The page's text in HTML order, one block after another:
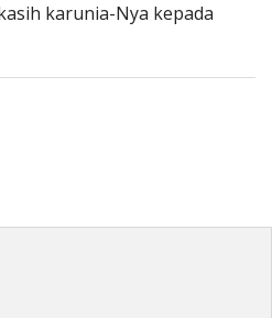
karunia-Nya kepada